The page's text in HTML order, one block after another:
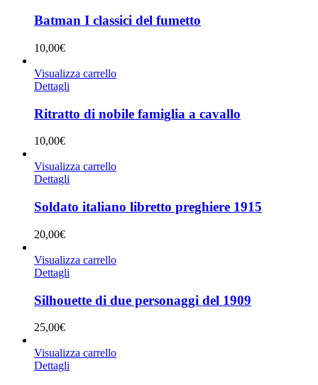
Batman I classici del fumetto
10,00€
Visualizza carrello
Dettagli
Ritratto di nobile famiglia a cavallo
10,00€
Visualizza carrello
Dettagli
Soldato italiano libretto preghiere 1915
20,00€
Visualizza carrello
Dettagli
Silhouette di due personaggi del 1909
25,00€
Visualizza carrello
Dettagli